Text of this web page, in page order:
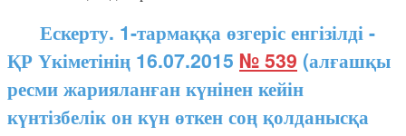
Ескерту. 1-тармаққа өзгеріс енгізілді -
ҚР Үкіметінің 16.07.2015 № 539 (алғашқы
ресми жарияланған күнінен кейін
күнтізбелік он күн өткен соң қолданысқа